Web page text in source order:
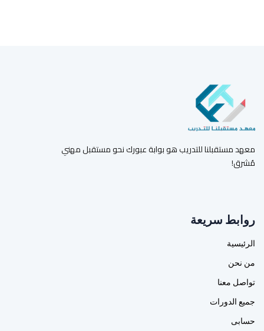
معهد مستقبلنا للتدريب هو بوابة عبورك نحو مستقبل مهني
مُشرق!
روابط سريعة
الرئيسية
من نحن
تواصل معنا
جميع الدورات
حسابى